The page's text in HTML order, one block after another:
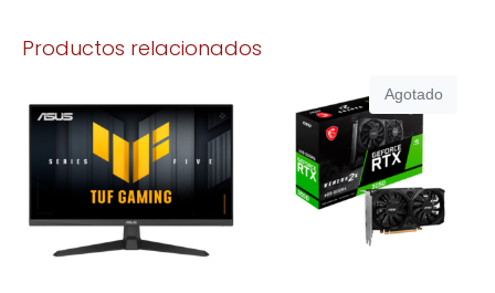
Productos relacionados
Agotado